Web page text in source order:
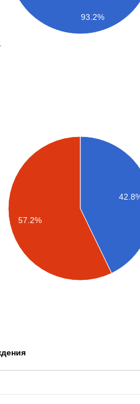
93.2%
57.2%